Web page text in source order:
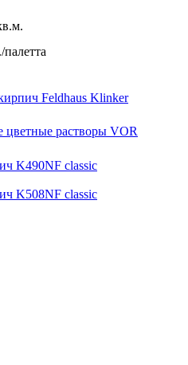
Feldhaus Klinker
растворы VOR
K490NF classic
K508NF classic